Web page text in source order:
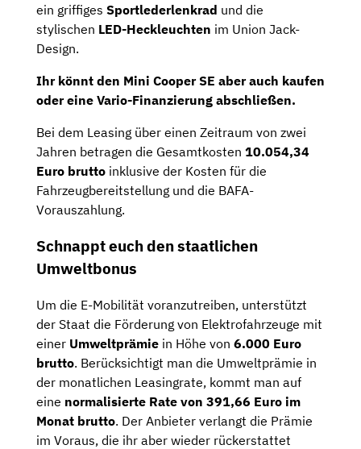
ein griffiges Sportlederlenkrad und die
stylischen LED-Heckleuchten im Union Jack-
Design.
Ihr könnt den Mini Cooper SE aber auch kaufen
oder eine Vario-Finanzierung abschließen.
Bei dem Leasing über einen Zeitraum von zwei
Jahren betragen die Gesamtkosten 10.054,34
Euro brutto inklusive der Kosten für die
Fahrzeugbereitstellung und die BAFA-
Vorauszahlung.
Schnappt euch den staatlichen
Umweltbonus
Um die E-Mobilität voranzutreiben, unterstützt
der Staat die Förderung von Elektrofahrzeuge mit
einer Umweltprämie in Höhe von 6.000 Euro
brutto. Berücksichtigt man die Umweltprämie in
der monatlichen Leasingrate, kommt man auf
eine normalisierte Rate von 391,66 Euro im
Monat brutto. Der Anbieter verlangt die Prämie
im Voraus, die ihr aber wieder rückerstattet